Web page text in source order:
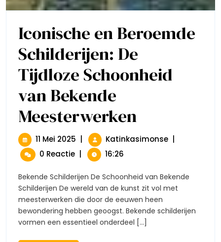
Iconische en Beroemde
Schilderijen: De
Tijdloze Schoonheid
van Bekende
MeesterwerkenEn
Schilderijen:
Van
Bekende
Meesterwerken
11 Mei 2025
Mei
2025
| KatinkasimonseIconische
De
Tijdloze
Van
|
0 Reactie | 16:26
Bekende Schilderijen De Schoonheid van Bekende
Schilderijen De wereld van de kunst zit vol met
meesterwerken die door de eeuwen heen
bewondering hebben geoogst. Bekende schilderijen
vormen een essentieel onderdeel [...]